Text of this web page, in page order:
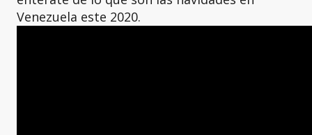
Venezuela este 2020.